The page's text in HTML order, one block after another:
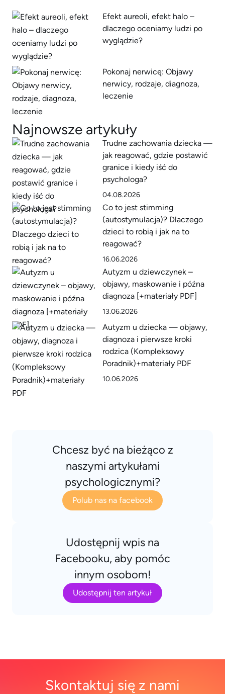
Efekt aureoli, efekt halo –
dlaczego oceniamy ludzi po
wyglądzie?
Pokonaj nerwicę: Objawy
nerwicy, rodzaje, diagnoza,
leczenie
Najnowsze artykuły
Trudne zachowania dziecka —
jak reagować, gdzie postawić
granice i kiedy iść do
psychologa?
04.08.2026
Co to jest stimming
(autostymulacja)? Dlaczego
dzieci to robią i jak na to
reagować?
16.06.2026
Autyzm u dziewczynek –
objawy, maskowanie i późna
diagnoza [+materiały PDF]
13.06.2026
Autyzm u dziecka — objawy,
diagnoza i pierwsze kroki
rodzica (Kompleksowy
Poradnik)+materiały PDF
10.06.2026
Chcesz być na bieżąco z
naszymi artykułami
psychologicznymi?
Polub nas na facebook
Udostępnij wpis na
Facebooku, aby pomóc
innym osobom!
Udostępnij ten artykuł
Skontaktuj się z nami